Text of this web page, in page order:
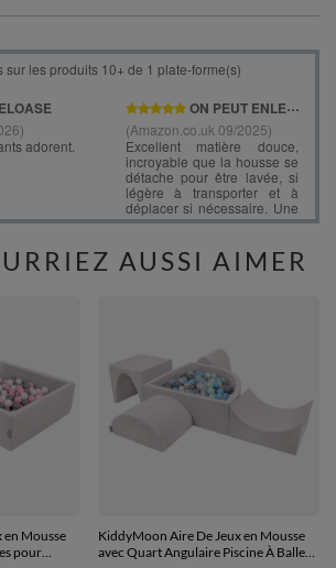
AUSSI AIMER
en Mousse
pour
KiddyMoon Aire De Jeux en Mousse
avec Quart Angulaire Piscine À Balles